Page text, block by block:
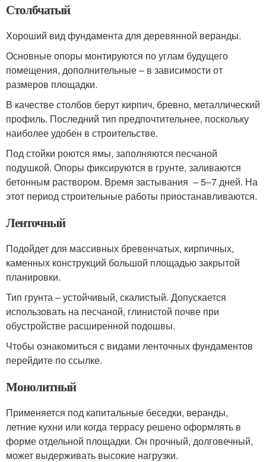
Столбчатый
Хороший вид фундамента для деревянной веранды.
Основные опоры монтируются по углам будущего
помещения, дополнительные – в зависимости от
размеров площадки.
В качестве столбов берут кирпич, бревно, металлический
профиль. Последний тип предпочтительнее, поскольку
наиболее удобен в строительстве.
Под стойки роются ямы, заполняются песчаной
подушкой. Опоры фиксируются в грунте, заливаются
бетонным раствором. Время застывания – 5‒7 дней. На
этот период строительные работы приостанавливаются.
Ленточный
Подойдет для массивных бревенчатых, кирпичных,
каменных конструкций большой площадью закрытой
планировки.
Тип грунта ‒ устойчивый, скалистый. Допускается
использовать на песчаной, глинистой почве при
обустройстве расширенной подошвы.
Чтобы ознакомиться с видами ленточных фундаментов
перейдите по ссылке.
Монолитный
Применяется под капитальные беседки, веранды,
летние кухни или когда террасу решено оформлять в
форме отдельной площадки. Он прочный, долговечный,
может выдерживать высокие нагрузки.